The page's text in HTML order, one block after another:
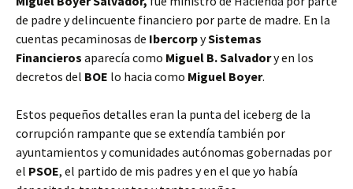
de padre y delincuente financiero por parte de madre. En la
cuentas pecaminosas de IbercorpySistemas
Financieros aparecía como Miguel B. Salvadory en los
decretos del BOE lo hacia como Miguel Boyer.
Estos pequeños detalles eran la punta del iceberg de la
corrupción rampante que se extendía también por
ayuntamientos y comunidades autónomas gobernadas por
el PSOE, el partido de mis padres y en el que yo había